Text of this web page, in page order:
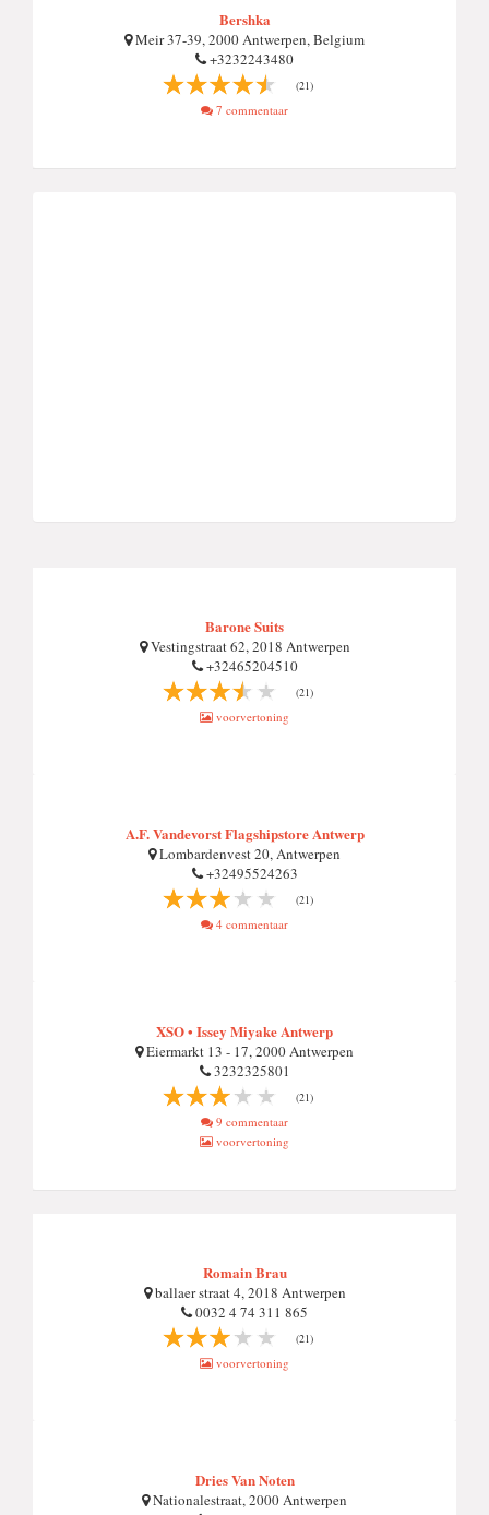
Bershka
Meir 37-39, 2000 Antwerpen, Belgium
+3232243480
(21)
7 commentaar
Barone Suits
Vestingstraat 62, 2018 Antwerpen
+32465204510
(21)
voorvertoning
A.F. Vandevorst Flagshipstore Antwerp
Lombardenvest 20, Antwerpen
+32495524263
(21)
4 commentaar
XSO • Issey Miyake Antwerp
Eiermarkt 13 - 17, 2000 Antwerpen
3232325801
(21)
9 commentaar
voorvertoning
Romain Brau
ballaer straat 4, 2018 Antwerpen
0032 4 74 311 865
(21)
voorvertoning
Dries Van Noten
Nationalestraat, 2000 Antwerpen